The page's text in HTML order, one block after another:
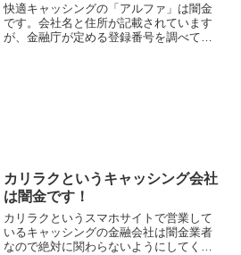
快適キャッシングの「アルファ」は闇金
です。会社名と住所が記載されています
が、金融庁が定める登録番号を調べてみ
カリラクというキャッシング会社
は闇金です！
カリラクというスマホサイトで営業して
いるキャッシングの金融会社は闇金業者
なので絶対に関わらないようにしてくだ